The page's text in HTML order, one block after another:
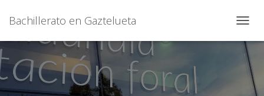
Bachillerato en Gaztelueta
A
M